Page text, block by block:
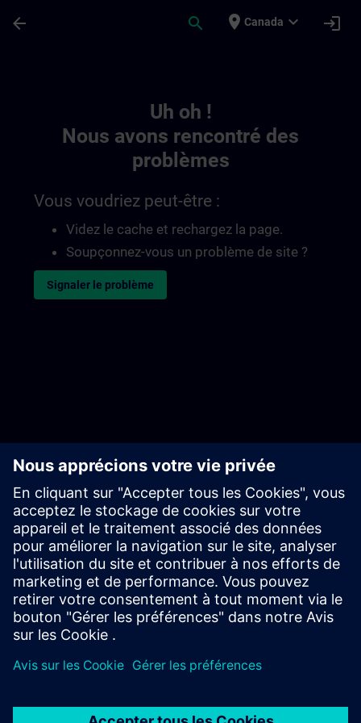
arrow_back search place Canada expand_more login
Uh oh !
Nous avons rencontré des
problèmes
Vous voudriez peut-être :
Videz le cache et rechargez la page.
Soupçonnez-vous un problème de site ?
Signaler le problème